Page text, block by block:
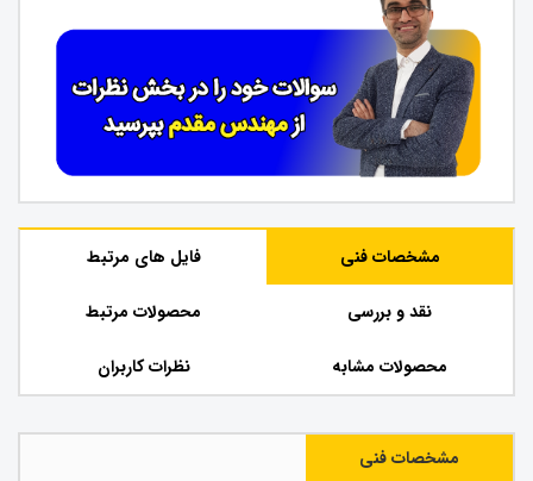
مشخصات فنی فایل های مرتبط
نقد و بررسی محصولات مرتبط
محصولات مشابه نظرات کاربران
مشخصات فنی